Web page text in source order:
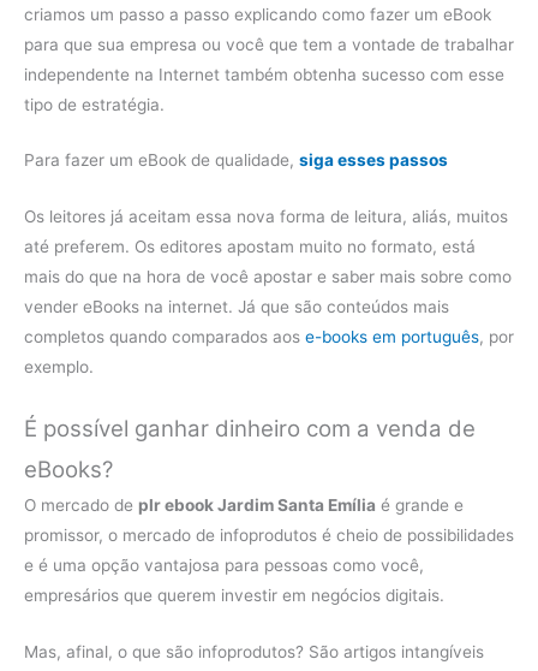
criamos um passo a passo explicando como fazer um eBook
para que sua empresa ou você que tem a vontade de trabalhar
independente na Internet também obtenha sucesso com esse
tipo de estratégia.
Para fazer um eBook de qualidade, siga esses passos
Os leitores já aceitam essa nova forma de leitura, aliás, muitos
até preferem. Os editores apostam muito no formato, está
mais do que na hora de você apostar e saber mais sobre como
vender eBooks na internet. Já que são conteúdos mais
completos quando comparados aos e-books em português, por
exemplo.
É possível ganhar dinheiro com a venda de
eBooks?
O mercado de plr ebook Jardim Santa Emília é grande e
promissor, o mercado de infoprodutos é cheio de possibilidades
e é uma opção vantajosa para pessoas como você,
empresários que querem investir em negócios digitais.
Mas, afinal, o que são infoprodutos? São artigos intangíveis